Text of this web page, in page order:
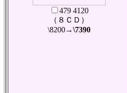
479 4120
（８ＣＤ）
\8200→\7390